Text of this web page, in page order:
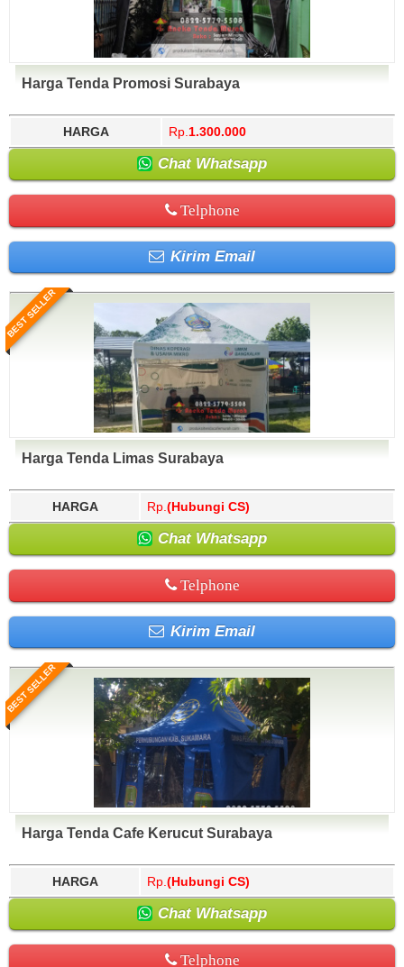
Harga Tenda Promosi Surabaya
HARGA Rp. 1.300.000
Chat Whatsapp
Telphone
Kirim Email
BEST SELLER
Harga Tenda Limas Surabaya
HARGA Rp. (Hubungi CS)
Chat Whatsapp
Telphone
Kirim Email
BEST SELLER
Harga Tenda Cafe Kerucut Surabaya
HARGA Rp. (Hubungi CS)
Chat Whatsapp
Telphone